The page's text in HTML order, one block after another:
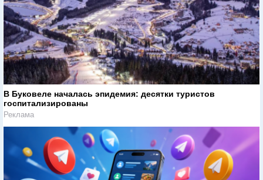
В Буковеле началась эпидемия: десятки туристов
госпитализированы
Реклама